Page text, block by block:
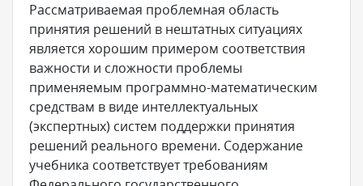
Рассматриваемая проблемная область
принятия решений в нештатных ситуациях
является хорошим примером соответствия
важности и сложности проблемы
применяемым программно-математическим
средствам в виде интеллектуальных
(экспертных) систем поддержки принятия
решений реального времени. Содержание
учебника соответствует требованиям